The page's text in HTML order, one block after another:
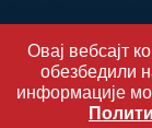
Овај вебсајт
обезбедили
информације